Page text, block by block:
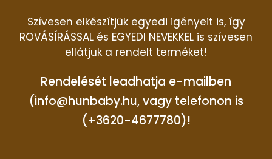
Szívesen elkészítjük egyedi igényeit is, így
ROVÁSÍRÁSSAL és EGYEDI NEVEKKEL is szívesen
ellátjuk a rendelt terméket!
Rendelését leadhatja e-mailben
(info@hunbaby.hu, vagy telefonon is
(+3620-4677780)!